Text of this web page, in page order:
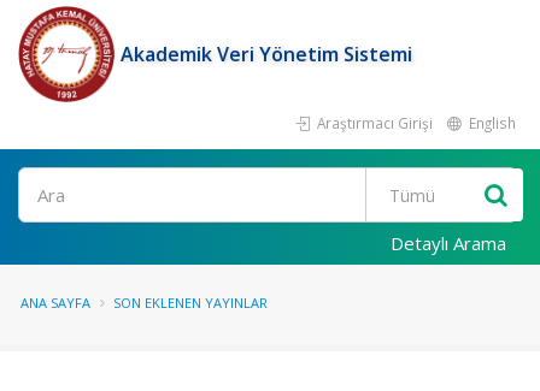
Akademik Veri Yönetim Sistemi
Araştırmacı Girişi English
Ara
Detaylı Arama
ANA SAYFA SON EKLENEN YAYINLAR